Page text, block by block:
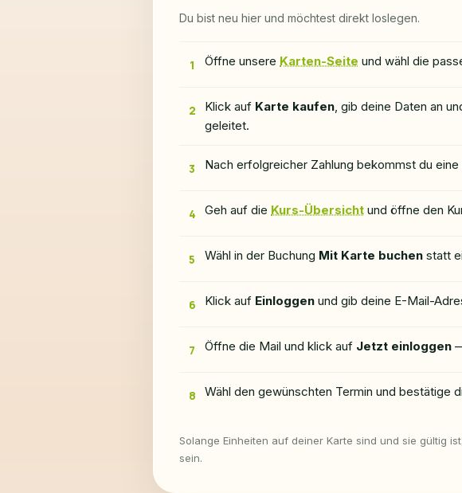
Du bist neu hier und möchtest direkt loslegen.
1 Öffne unsere Karten-Seite und wähl die
2 Klick auf Karte kaufen, gib deine Daten an
geleitet.
3 Nach erfolgreicher Zahlung bekommst du
4 Geh auf die Kurs-Übersicht und öffne den
5 Wähl in der Buchung Mit Karte buchen statt
6 Klick auf Einloggen und gib deine E-Mail-
7 Öffne die Mail und klick auf Jetzt einloggen
8 Wähl den gewünschten Termin und bestätige
Solange Einheiten auf deiner Karte sind und sie gültig
sein.